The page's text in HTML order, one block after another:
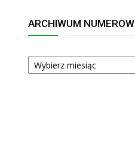
ARCHIWUM NUMERÓW
ARCHIWUM
NUMERÓW